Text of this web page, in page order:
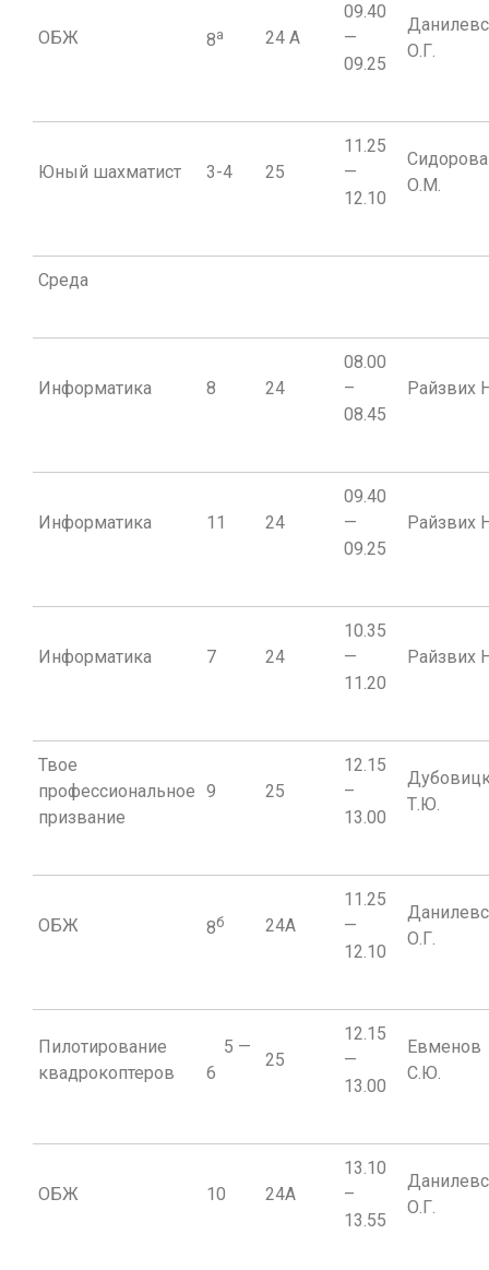
ОБЖ 8а 24 A
09.40
—
09.25
О.Г.
Юный шахматист 3-4 25
11.25
—
12.10
Сидорова
О.М.
Среда
Информатика 8 24
08.00
–
08.45
Райзвих
Информатика 11 24
09.40
—
09.25
Райзвих
Информатика 7 24
10.35
—
11.20
Райзвих
Твое
профессиональное
призвание
9 25
12.15
–
13.00
Т.Ю.
ОБЖ 8б 24A
11.25
—
12.10
О.Г.
Пилотирование
квадрокоптеров
5 —
6
25
12.15
—
13.00
Евменов
С.Ю.
ОБЖ 10 24A
13.10
–
13.55
О.Г.